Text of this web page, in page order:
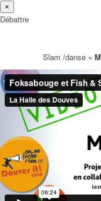
×
Débattre
Slam /danse «